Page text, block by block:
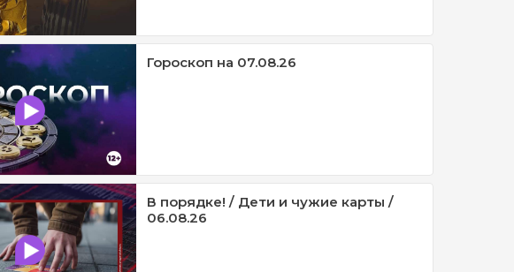
Гороскоп на 07.08.26
В порядке! / Дети и чужие карты /
06.08.26